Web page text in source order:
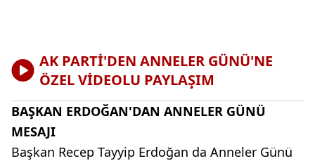
AK PARTİ'DEN ANNELER GÜNÜ'NE
ÖZEL VİDEOLU PAYLAŞIM
BAŞKAN ERDOĞAN'DAN ANNELER GÜNÜ
MESAJI
Başkan Recep Tayyip Erdoğan da Anneler Günü